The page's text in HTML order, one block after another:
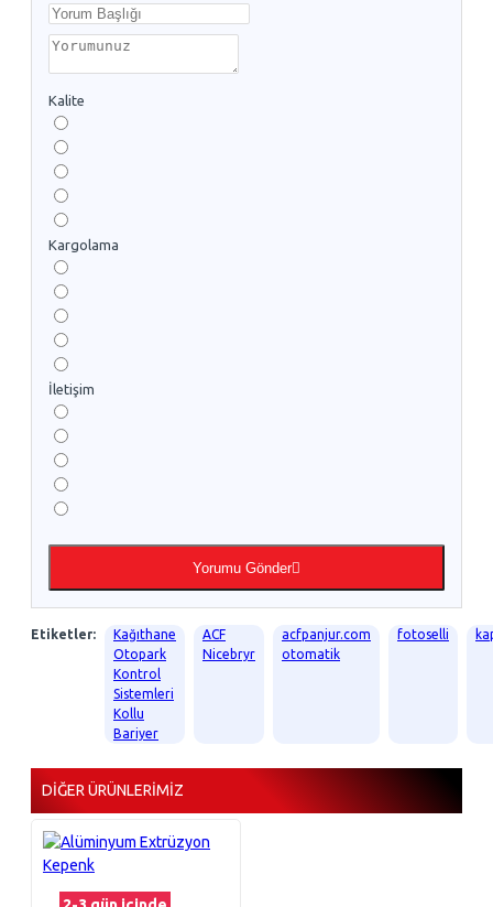
Kalite
Kargolama
İletişim
Yorumu Gönder
Etiketler:
Kağıthane
Otopark
Kontrol
Sistemleri
Kollu
Bariyer
ACF
Nicebryr
acfpanjur.com
otomatik
fotoselli
DIĞER ÜRÜNLERIMIZ